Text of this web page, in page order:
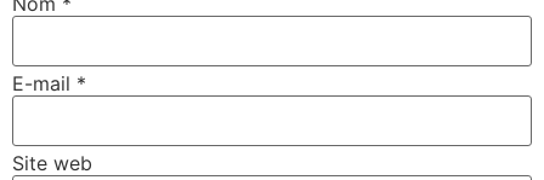
E-mail *
Site web